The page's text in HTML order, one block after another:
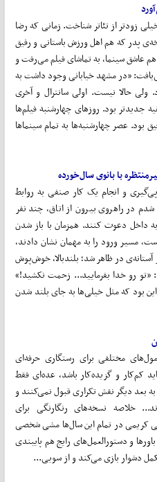
زودتر از تئاتر شناخت. زمانی که رضا
پدر که هم اهل ورزش باستانی و رفیق
سینما، به تماشای فیلم می‌رفت و
«در مشهد خیابانی وجود داشت به
ولی حالا نیست. اولی سانترال و آخری
جدیدتر بود. روز‌های چهارشنبه فیلم‌ها
عصر چهارشنبه‌ها به تمام سینما‌ها
با بانوی سال‌خورده
برای پی‌گیری و انجام یک کار صنفی به روابط
در راهروی بیرون از اتاق، چند نفر
داخل دعوت کنند. همزمان با باز شدن
مسیر ورود را به مهمان نشان دادند،
در ظاهر شد؛ بلندبالا، خوش‌پوش
«تو رو خدا بفرمایید... زحمت نکشید!»
بود که مثل خیلی‌ها به جای بلند شدن
مختلفی برای رستگاری حرفه‌ای
کم‌کار و گزیده‌کار باشد، عده‌ای فقط
دیگر نقش تکراری قبول نمی‌کنند و
خلاصه نسخه‌های رنگارنگی برای
کریمی در تمام این سال‌ها مشی شخصی
و دستورالعمل‌های رایج هم پایبندی
دشوار بازی می‌کند و از سویی...